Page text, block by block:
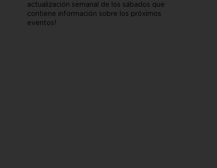
actualización semanal de los sábados que
contiene información sobre los próximos
eventos!